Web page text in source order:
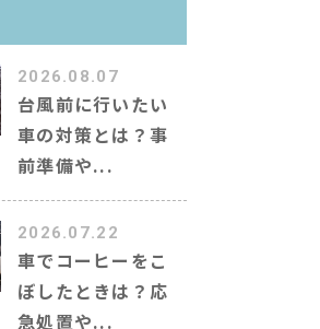
2026.08.07
台風前に行いたい
車の対策とは？事
前準備や...
2026.07.22
車でコーヒーをこ
ぼしたときは？応
急処置や...